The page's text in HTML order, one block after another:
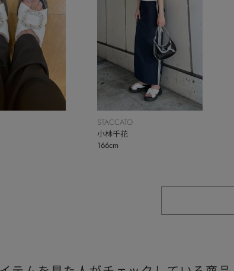
STACCATO
小林千花
166cm